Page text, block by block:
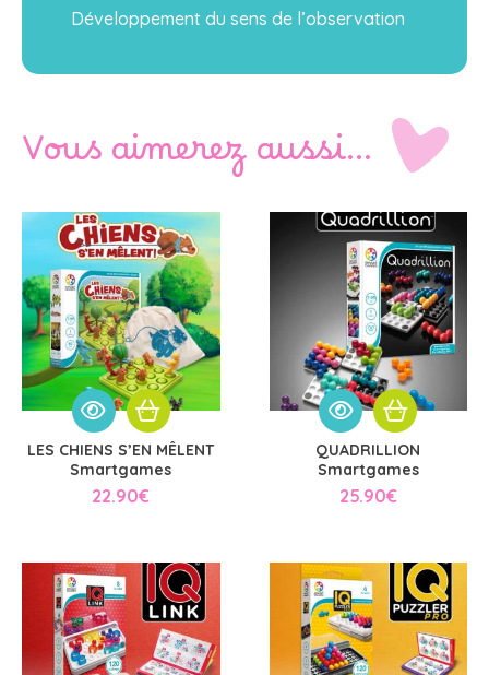
Développement du sens de l’observation
Vous aimerez aussi…
LES CHIENS S’EN MÊLENT
Smartgames
22.90€
QUADRILLION
Smartgames
25.90€